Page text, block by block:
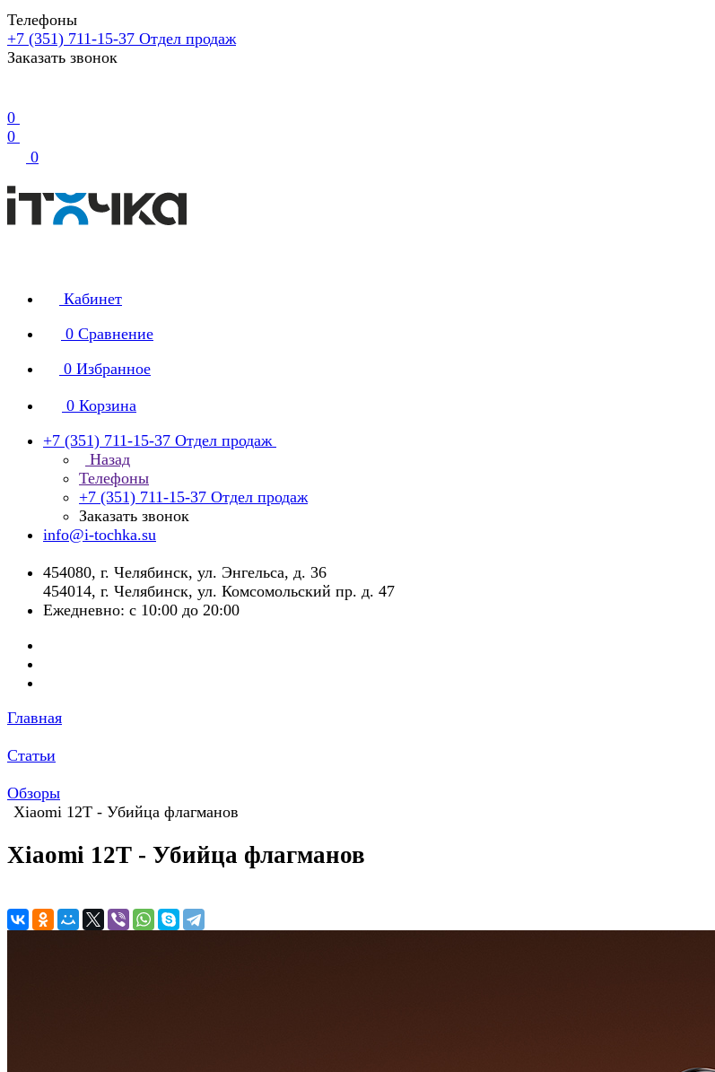
Телефоны
+7 (351) 711-15-37 Отдел продаж
Заказать звонок
0
0
0
Кабинет
0 Сравнение
0 Избранное
0 Корзина
+7 (351) 711-15-37 Отдел продаж
Назад
Телефоны
+7 (351) 711-15-37 Отдел продаж
Заказать звонок
info@i-tochka.su
​454080, г. Челябинск, ул. Энгельса, д. 36
454014, г. Челябинск, ул. Комсомольский пр. д. 47
Ежедневно: с 10:00 до 20:00
Главная
Статьи
Обзоры
Xiaomi 12T - Убийца флагманов
Xiaomi 12T - Убийца флагманов